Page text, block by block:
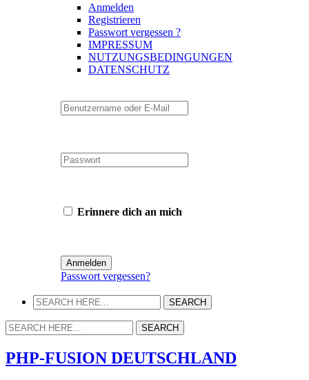
Anmelden
Registrieren
Passwort vergessen ?
IMPRESSUM
NUTZUNGSBEDINGUNGEN
DATENSCHUTZ
Erinnere dich an mich
Passwort vergessen?
PHP-FUSION DEUTSCHLAND